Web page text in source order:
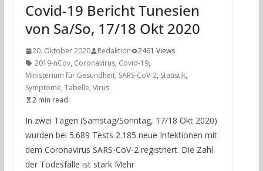
Covid-19 Bericht Tunesien
von Sa/So, 17/18 Okt 2020
20. Oktober 2020 Redaktion
2461 Views
2019-nCov, Coronavirus, Covid-19,
Ministerium für Gesundheit, SARS-CoV-2, Statistik,
Symptome, Tabelle, Virus
2 min read
In zwei Tagen (Samstag/Sonntag, 17/18 Okt 2020)
wurden bei 5.689 Tests 2.185 neue Infektionen mit
dem Coronavirus SARS-CoV-2 registriert. Die Zahl
der Todesfälle ist stark Mehr